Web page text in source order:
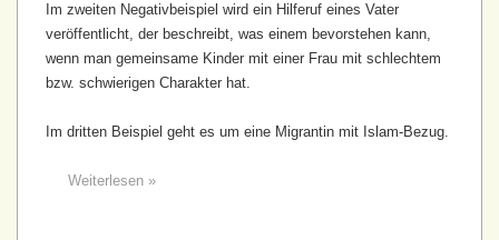
Im zweiten Negativ­beispiel wird ein Hilferuf eines Vater
veröffentlicht, der beschreibt, was einem bevorstehen kann,
wenn man gemeinsame Kinder mit einer Frau mit schlechtem
bzw. schwierigen Charakter hat.
Im dritten Beispiel geht es um eine Migrantin mit Islam-Bezug.
Weiterlesen »